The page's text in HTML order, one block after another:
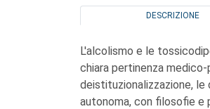
DESCRIZIONE
L'alcolismo e le
chiara pertinenza
deistituzionalizzazione,
autonoma, con filosofie